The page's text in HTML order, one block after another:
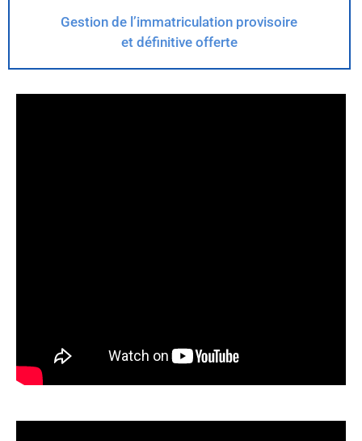
Gestion de l’immatriculation provisoire
et définitive offerte